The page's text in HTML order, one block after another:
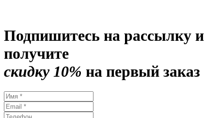
Подпишитесь на рассылку и
получите
скидку 10% на первый заказ